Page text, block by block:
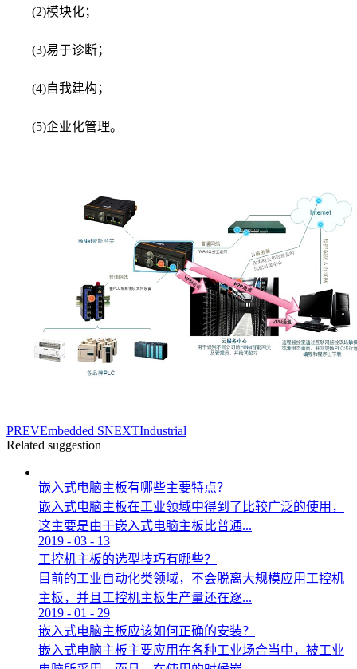
(2)模块化；
(3)易于诊断；
(4)自我建构；
(5)企业化管理。
PREVEmbedded SNEXTIndustrial
Related suggestion
嵌入式电脑主板有哪些主要特点？
嵌入式电脑主板在工业领域中得到了比较广泛的使用，
这主要是由于嵌入式电脑主板比普通...
2019 - 03 - 13
工控机主板的选型技巧有哪些？
目前的工业自动化类领域，不会脱离大规模应用工控机
主板，并且工控机主板生产量还在逐...
2019 - 01 - 29
嵌入式电脑主板应该如何正确的安装？
嵌入式电脑主板主要应用在各种工业场合当中，被工业